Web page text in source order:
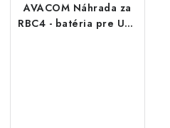
AVACOM Náhrada za
RBC4 - batéria pre UPS